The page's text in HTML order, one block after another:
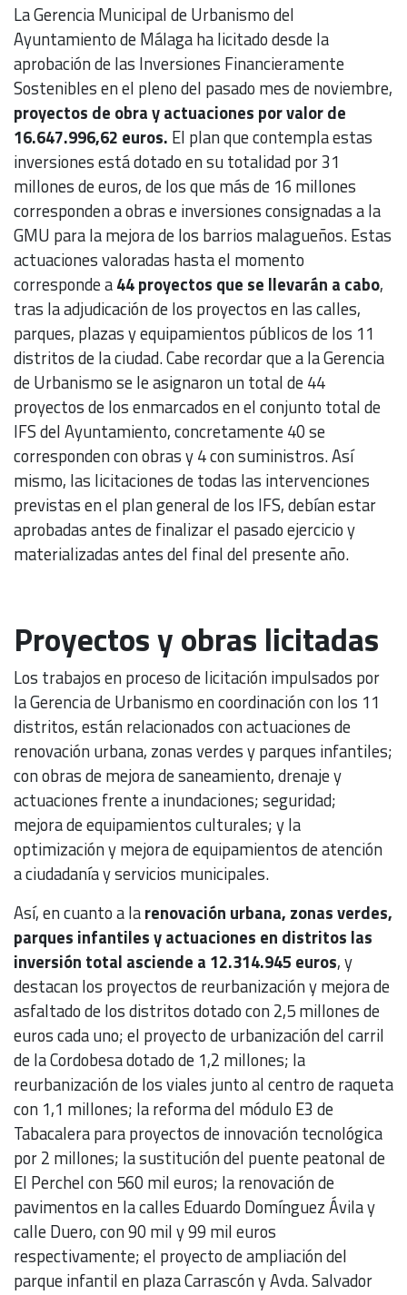
La Gerencia Municipal de Urbanismo del
Ayuntamiento de Málaga ha licitado desde la
aprobación de las Inversiones Financieramente
Sostenibles en el pleno del pasado mes de noviembre,
proyectos de obra y actuaciones por valor de
16.647.996,62 euros. El plan que contempla estas
inversiones está dotado en su totalidad por 31
millones de euros, de los que más de 16 millones
corresponden a obras e inversiones consignadas a la
GMU para la mejora de los barrios malagueños. Estas
actuaciones valoradas hasta el momento
corresponde a44 proyectos que se llevarán a cabo,
tras la adjudicación de los proyectos en las calles,
parques, plazas y equipamientos públicos de los 11
distritos de la ciudad. Cabe recordar que a la Gerencia
de Urbanismo se le asignaron un total de 44
proyectos de los enmarcados en el conjunto total de
IFS del Ayuntamiento, concretamente 40 se
corresponden con obras y 4 con suministros. Así
mismo, las licitaciones de todas las intervenciones
previstas en el plan general de los IFS, debían estar
aprobadas antes de finalizar el pasado ejercicio y
materializadas antes del final del presente año.
Proyectos y obras licitadas
Los trabajos en proceso de licitación impulsados por
la Gerencia de Urbanismo en coordinación con los 11
distritos, están relacionados con actuaciones de
renovación urbana, zonas verdes y parques infantiles;
con obras de mejora de saneamiento, drenaje y
actuaciones frente a inundaciones; seguridad;
mejora de equipamientos culturales; y la
optimización y mejora de equipamientos de atención
a ciudadanía y servicios municipales.
Así, en cuanto a larenovación urbana, zonas verdes,
parques infantiles y actuaciones en distritos las
inversión total asciende a 12.314.945 euros, y
destacan los proyectos de reurbanización y mejora de
asfaltado de los distritos dotado con 2,5 millones de
euros cada uno; el proyecto de urbanización del carril
de la Cordobesa dotado de 1,2 millones; la
reurbanización de los viales junto al centro de raqueta
con 1,1 millones; la reforma del módulo E3 de
Tabacalera para proyectos de innovación tecnológica
por 2 millones; la sustitución del puente peatonal de
El Perchel con 560 mil euros; la renovación de
pavimentos en la calles Eduardo Domínguez Ávila y
calle Duero, con 90 mil y 99 mil euros
respectivamente; el proyecto de ampliación del
parque infantil en plaza Carrascón y Avda. Salvador